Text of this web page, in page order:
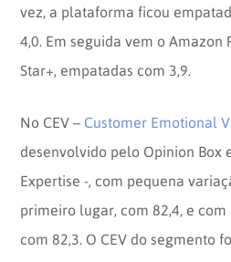
vez, a plataforma ficou
4,0. Em seguida vem o Amazon
Star+, empatadas com 3,9.
No CEV – Customer Emotional
desenvolvido pelo Opinion Box
Expertise -, com pequena
primeiro lugar, com 82,4, e com
com 82,3. O CEV do segmento